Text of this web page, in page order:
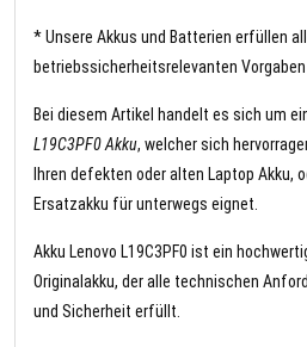
* Unsere Akkus und Batterien erfüllen
betriebssicherheitsrelevanten Vorgaben
Bei diesem Artikel handelt es sich um
L19C3PF0 Akku, welcher sich
Ihren defekten oder alten Laptop Akku,
Ersatzakku für unterwegs eignet.
Akku Lenovo L19C3PF0 ist ein
Originalakku, der alle technischen
und Sicherheit erfüllt.